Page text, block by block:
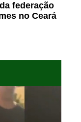
federação
no Ceará